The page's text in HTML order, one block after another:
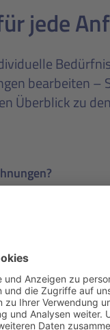
jede
bearbeiten –
Überblick zu
ist nicht SIS-